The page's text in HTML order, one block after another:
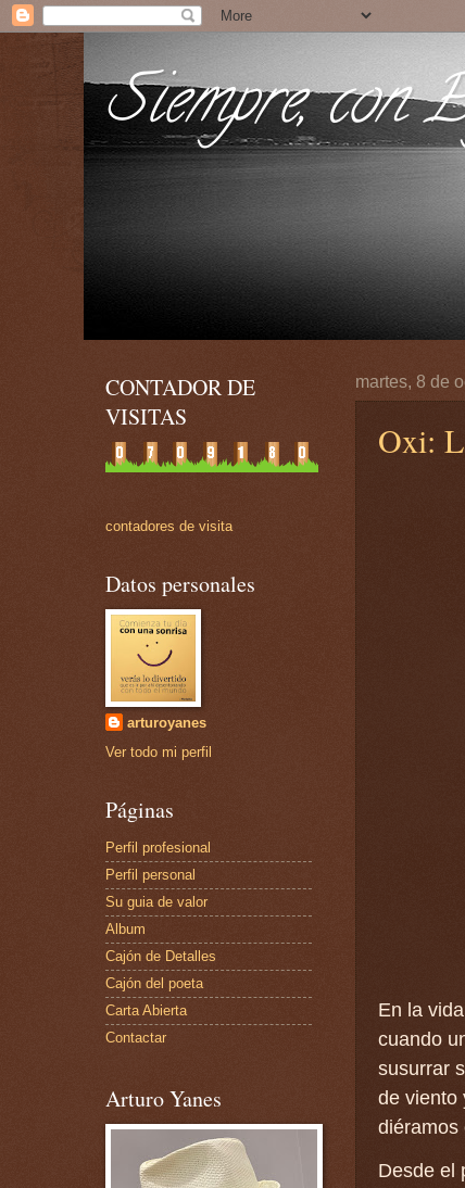
Siempre, con
martes, 8 de
Oxi:
En la
cuando
susurrar
de viento
diéramos
Desde el
CONTADOR DE
VISITAS
contadores de visita
Datos personales
arturoyanes
Ver todo mi perfil
Páginas
Perfil profesional
Perfil personal
Su guia de valor
Album
Cajón de Detalles
Cajón del poeta
Carta Abierta
Contactar
Arturo Yanes